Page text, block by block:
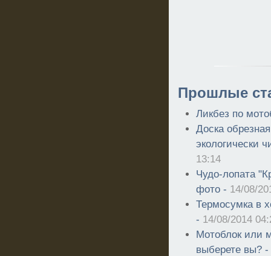
Прошлые
Ликбез по
Доска
экологически
13:14
Чудо-лопата
фото - 14/08/
Термосумка в
- 14/08/2014
Мотоблок или
выберете вы?